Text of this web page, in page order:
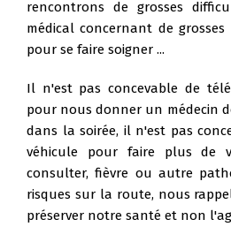
rencontrons de grosses
médical concernant de
pour se faire soigner ...
Il n'est pas concevable de
pour nous donner un médecin
dans la soirée, il n'est pas
véhicule pour faire plus de
consulter, fièvre ou autre
risques sur la route, nous
préserver notre santé et non